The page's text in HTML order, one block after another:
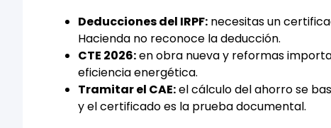
Deducciones del IRPF: necesitas un
Hacienda no reconoce la deducción.
CTE 2026:en obra nueva y reformas
eficiencia energética.
Tramitar el CAE:el cálculo del ahorro se
y el certificado es la prueba documental.